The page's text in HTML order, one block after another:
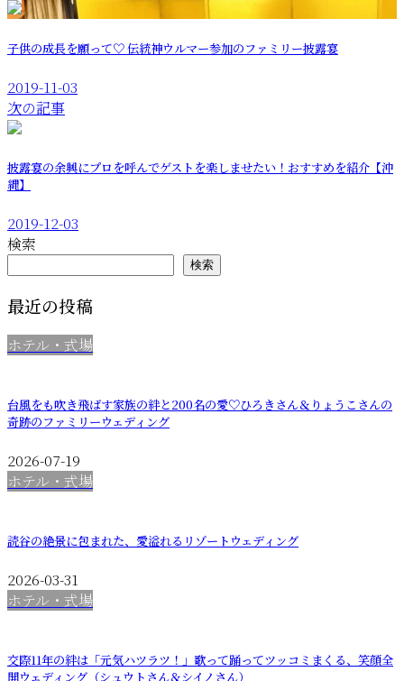
子供の成長を願って♡ 伝統神ウルマー参加のファミリー披露宴
2019-11-03
次の記事
披露宴の余興にプロを呼んでゲストを楽しませたい！おすすめを紹介【沖
縄】
2019-12-03
検索
検索
最近の投稿
ホテル・式場
台風をも吹き飛ばす家族の絆と200名の愛♡ひろきさん＆りょうこさんの
奇跡のファミリーウェディング
2026-07-19
ホテル・式場
読谷の絶景に包まれた、愛溢れるリゾートウェディング
2026-03-31
ホテル・式場
交際11年の絆は「元気ハツラツ！」歌って踊ってツッコミまくる、笑顔全
開ウェディング（シュウトさん＆シイノさん）